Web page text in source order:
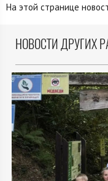
На этой странице
НОВОСТИ ДРУГИХ